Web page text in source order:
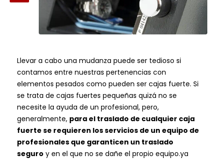
Llevar a cabo una mudanza puede ser tedioso si
contamos entre nuestras pertenencias con
elementos pesados como pueden ser cajas fuerte. Si
se trata de cajas fuertes pequeñas quizá no se
necesite la ayuda de un profesional, pero,
generalmente, para el traslado de cualquier caja
fuerte se requieren los servicios de un equipo de
profesionales que garanticen un traslado
seguro y en el que no se dañe el propio equipo.ya